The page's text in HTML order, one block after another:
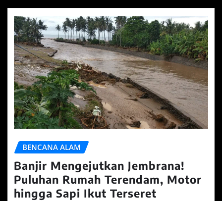
BENCANA ALAM
Banjir Mengejutkan Jembrana!
Puluhan Rumah Terendam, Motor
hingga Sapi Ikut Terseret